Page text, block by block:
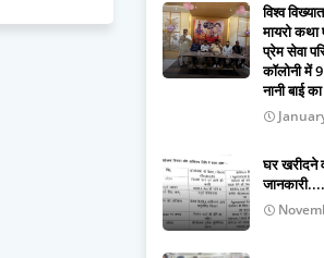
विश्व
मायरो
प्रेम सेवा
कॉलोनी में
नानी बाई
घर खरीदने